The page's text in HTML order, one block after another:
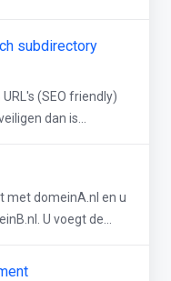
subdirectory
(SEO friendly)
dan is...
met domeinA.nl en u
U voegt de...